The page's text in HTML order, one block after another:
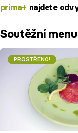
prima+ najdete
Soutěžní
PROSTŘENO!